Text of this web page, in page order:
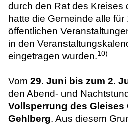
durch den Rat des Kreises
hatte die Gemeinde alle
öffentlichen
in den
eingetragen wurden.10)
Vom29. Juni bis zum 2.
den Abend- und
Vollsperrung des Gleises
Gehlberg. Aus diesem